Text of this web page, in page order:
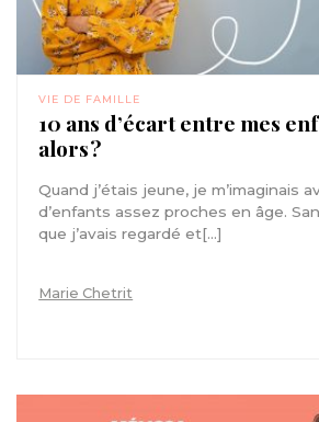
VIE DE FAMILLE
10 ans d’écart entre mes
alors ?
Quand j’étais jeune, je m’imaginais
d’enfants assez proches en âge.
que j’avais regardé et[...]
Marie Chetrit